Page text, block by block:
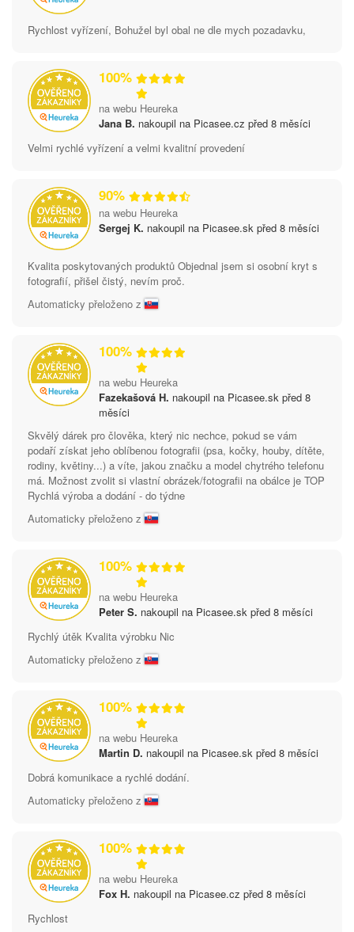
Rychlost vyřízení, Bohužel byl obal ne dle mych pozadavku,
100%
na webu Heureka
Jana B. nakoupil na Picasee.cz před 8 měsíci
Velmi rychlé vyřízení a velmi kvalitní provedení
90%
na webu Heureka
Sergej K. nakoupil na Picasee.sk před 8 měsíci
Kvalita poskytovaných produktů Objednal jsem si osobní kryt s
fotografií, přišel čistý, nevím proč.
Automaticky přeloženo z
100%
na webu Heureka
Fazekašová H. nakoupil na Picasee.sk před 8
měsíci
Skvělý dárek pro člověka, který nic nechce, pokud se vám
podaří získat jeho oblíbenou fotografii (psa, kočky, houby, dítěte,
rodiny, květiny...) a víte, jakou značku a model chytrého telefonu
má. Možnost zvolit si vlastní obrázek/fotografii na obálce je TOP
Rychlá výroba a dodání - do týdne
Automaticky přeloženo z
100%
na webu Heureka
Peter S. nakoupil na Picasee.sk před 8 měsíci
Rychlý útěk Kvalita výrobku Nic
Automaticky přeloženo z
100%
na webu Heureka
Martin D. nakoupil na Picasee.sk před 8 měsíci
Dobrá komunikace a rychlé dodání.
Automaticky přeloženo z
100%
na webu Heureka
Fox H. nakoupil na Picasee.cz před 8 měsíci
Rychlost